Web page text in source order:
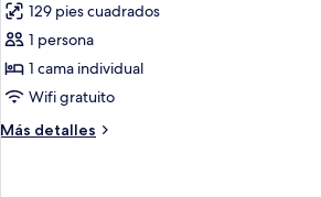
las
fotos
de
Habitación
individual
Confort,
129 pies cuadrados
1 persona
1 cama individual
Wifi gratuito
Más detalles
Más